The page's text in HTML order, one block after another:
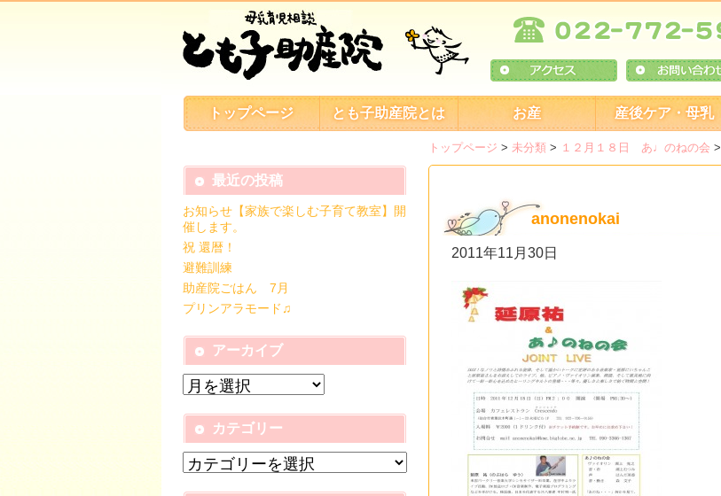
トップページ とも子助産院とは お産 産後ケア・母乳
トップページ > 未分類 > １２月１８日 あ♩のねの会 >
anonenokai
2011年11月30日
最近の投稿
お知らせ【家族で楽しむ子育て教室】開
催します。
祝 還暦！
避難訓練
助産院ごはん 7月
プリンアラモード♫
アーカイブ
カテゴリー